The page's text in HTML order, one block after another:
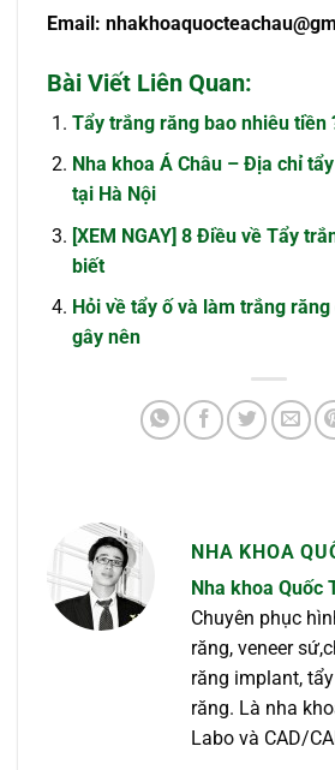
Email:
Bài Viết Liên Quan:
Tẩy trắng răng bao nhiêu tiền
Nha khoa Á Châu – Địa chỉ
tại Hà Nội
[XEM NGAY] 8 Điều về Tẩy
biết
Hỏi về tẩy ố và làm trắng
gây nên
NHA KHOA
Nha khoa Quốc
Chuyên phục
răng, veneer
răng implant,
răng. Là nha
Labo và CAD/